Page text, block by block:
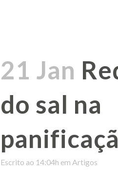
21 Jan
do sal na
Escrito ao 14:04h em Artigos